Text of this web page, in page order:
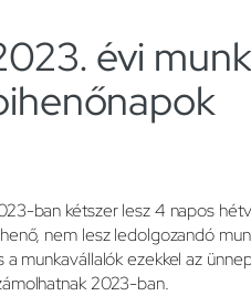
évi
ban kétszer lesz 4 napos
nem lesz ledolgozandó
a munkavállalók ezekkel az
2023-ban.